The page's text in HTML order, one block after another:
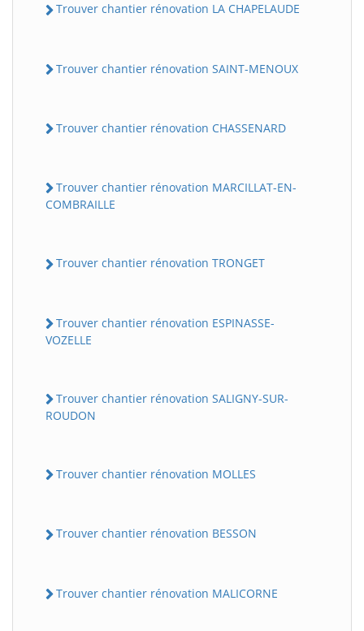
Trouver chantier rénovation LA CHAPELAUDE
Trouver chantier rénovation SAINT-MENOUX
Trouver chantier rénovation CHASSENARD
Trouver chantier rénovation MARCILLAT-EN-
COMBRAILLE
Trouver chantier rénovation TRONGET
Trouver chantier rénovation ESPINASSE-
VOZELLE
Trouver chantier rénovation SALIGNY-SUR-
ROUDON
Trouver chantier rénovation MOLLES
Trouver chantier rénovation BESSON
Trouver chantier rénovation MALICORNE